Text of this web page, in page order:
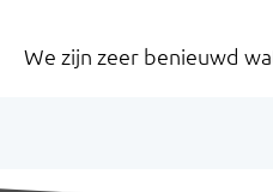
We zijn zeer benieuwd